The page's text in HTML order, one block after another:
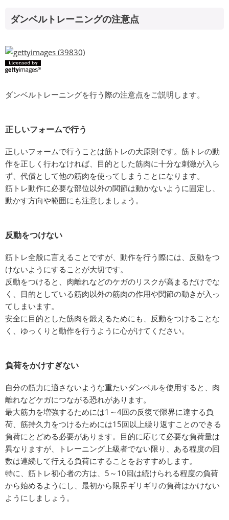
ダンベルトレーニングの注意点
ダンベルトレーニングを行う際の注意点をご説明します。
正しいフォームで行う
正しいフォームで行うことは筋トレの大原則です。筋トレの動
作を正しく行わなければ、目的とした筋肉に十分な刺激が入ら
ず、代償として他の筋肉を使ってしまうことになります。
筋トレ動作に必要な部位以外の関節は動かないように固定し、
動かす方向や範囲にも注意しましょう。
反動をつけない
筋トレ全般に言えることですが、動作を行う際には、反動をつ
けないようにすることが大切です。
反動をつけると、肉離れなどのケガのリスクが高まるだけでな
く、目的としている筋肉以外の筋肉の作用や関節の動きが入っ
てしまいます。
安全に目的とした筋肉を鍛えるためにも、反動をつけることな
く、ゆっくりと動作を行うように心がけてください。
負荷をかけすぎない
自分の筋力に適さないような重たいダンベルを使用すると、肉
離れなどケガにつながる恐れがあります。
最大筋力を増強するためには1～4回の反復で限界に達する負
荷、筋持久力をつけるためには15回以上繰り返すことのできる
負荷にとどめる必要があります。目的に応じて必要な負荷量は
異なりますが、トレーニング上級者でない限り、ある程度の回
数は連続して行える負荷にすることをおすすめします。
特に、筋トレ初心者の方は、5～10回は続けられる程度の負荷
から始めるようにし、最初から限界ギリギリの負荷はかけない
ようにしましょう。